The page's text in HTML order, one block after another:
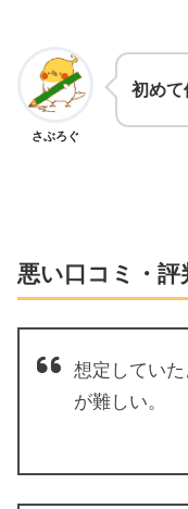
さぶろぐ
初めて
悪い口コミ・評
想定してい
が難しい。